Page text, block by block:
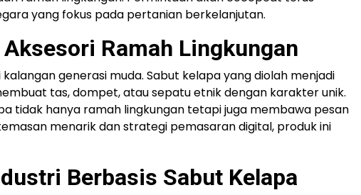
yang fokus pada pertanian berkelanjutan.
Ramah Lingkungan
generasi muda. Sabut kelapa yang diolah menjadi
tas, dompet, atau sepatu etnik dengan karakter unik.
tidak hanya ramah lingkungan tetapi juga membawa pesan
menarik dan strategi pemasaran digital, produk ini
Berbasis Sabut Kelapa